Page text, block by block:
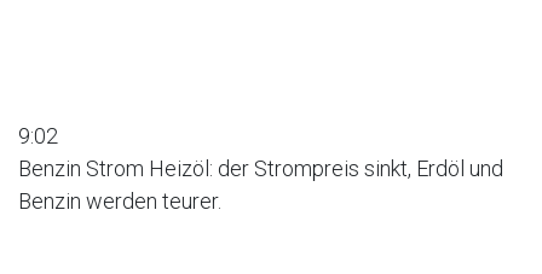
9:02
Benzin Strom Heizöl: der Strompreis sinkt, Erdöl und
Benzin werden teurer.